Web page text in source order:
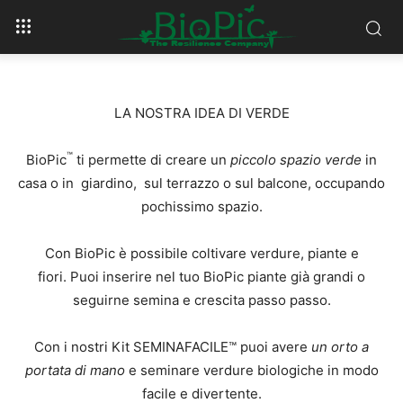
LA NOSTRA IDEA DI VERDE
BioPic™ ti permette di creare un piccolo spazio verde in
casa o in giardino, sul terrazzo o sul balcone, occupando
pochissimo spazio.
Con BioPic è possibile coltivare verdure, piante e
fiori. Puoi inserire nel tuo BioPic piante già grandi o
seguirne semina e crescita passo passo.
Con i nostri Kit SEMINAFACILE™ puoi avere un orto a
portata di manoe seminare verdure biologiche in modo
facile e divertente.